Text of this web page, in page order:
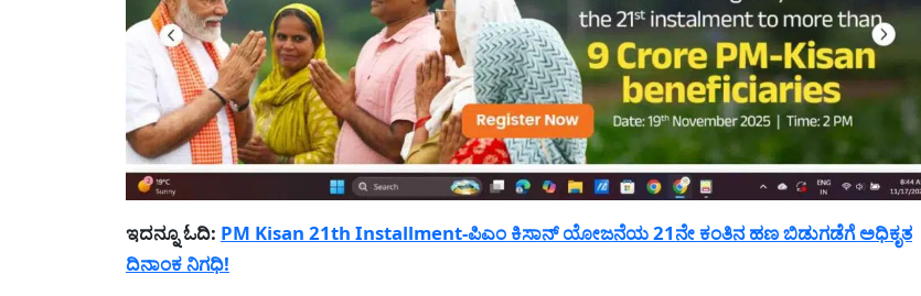
ಇದನ್ನೂ ಓದಿ: PM Kisan 21th Installment-ಪಿಎಂ ಕಿಸಾನ್ ಯೋಜನೆಯ 21ನೇ ಕಂತಿನ ಹಣ ಬಿಡುಗಡೆಗೆ ಅಧಿಕೃತ
ದಿನಾಂಕ ನಿಗಧಿ!